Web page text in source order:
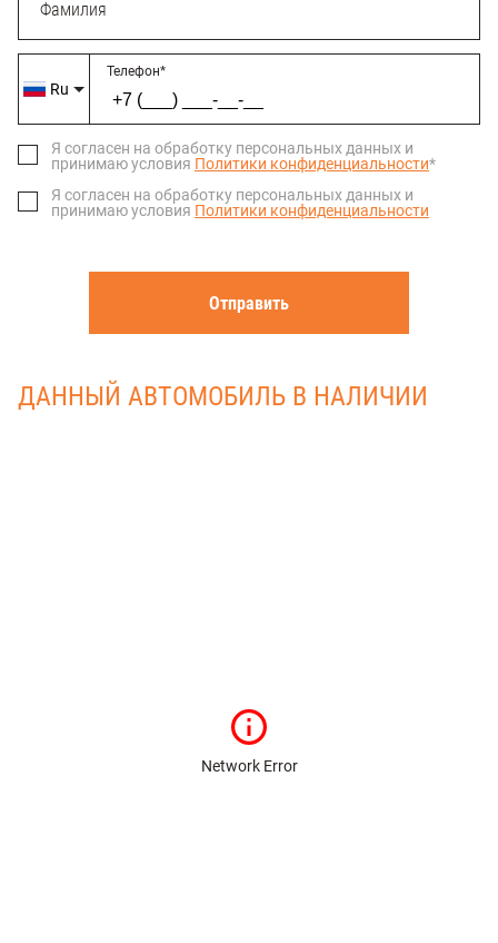
Фамилия
Ru
Телефон*
Я согласен на обработку персональных данных и
принимаю условия Политики конфиденциальности*
Я согласен на обработку персональных данных и
принимаю условия Политики конфиденциальности
Отправить
ДАННЫЙ АВТОМОБИЛЬ В НАЛИЧИИ
Network Error